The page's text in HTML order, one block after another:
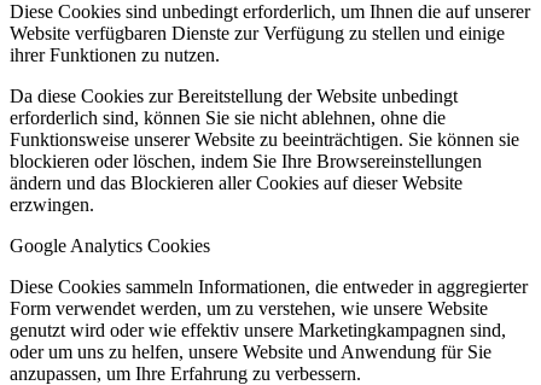
Diese Cookies sind unbedingt erforderlich, um Ihnen die auf unserer
Website verfügbaren Dienste zur Verfügung zu stellen und einige
ihrer Funktionen zu nutzen.
Da diese Cookies zur Bereitstellung der Website unbedingt
erforderlich sind, können Sie sie nicht ablehnen, ohne die
Funktionsweise unserer Website zu beeinträchtigen. Sie können sie
blockieren oder löschen, indem Sie Ihre Browsereinstellungen
ändern und das Blockieren aller Cookies auf dieser Website
erzwingen.
Google Analytics Cookies
Diese Cookies sammeln Informationen, die entweder in aggregierter
Form verwendet werden, um zu verstehen, wie unsere Website
genutzt wird oder wie effektiv unsere Marketingkampagnen sind,
oder um uns zu helfen, unsere Website und Anwendung für Sie
anzupassen, um Ihre Erfahrung zu verbessern.